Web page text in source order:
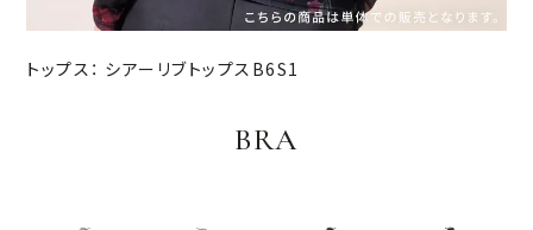
トップス： シアーリブトップスB6S1
BRA